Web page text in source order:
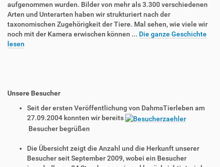
aufgenommen wurden. Bilder von mehr als 3.300 verschiedenen
Arten und Unterarten haben wir strukturiert nach der
taxonomischen Zugehörigkeit der Tiere. Mal sehen, wie viele wir
noch mit der Kamera erwischen können ... Die ganze Geschichte
lesen
Unsere Besucher
Seit der ersten Veröffentlichung von DahmsTierleben am
27.09.2004 konnten wir bereits
Besucher begrüßen
Die Übersicht zeigt die Anzahl und die Herkunft unserer
Besucher seit September 2009, wobei ein Besucher